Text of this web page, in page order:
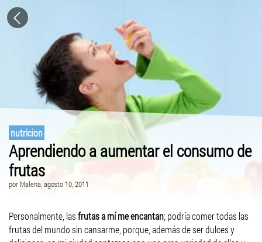
nutricion
Aprendiendo a aumentar el consumo de
frutas
por Malena, agosto 10, 2011
Personalmente, lasfrutas a mí me encantan; podría comer todas las
frutas del mundo sin cansarme, porque, además de ser dulces y